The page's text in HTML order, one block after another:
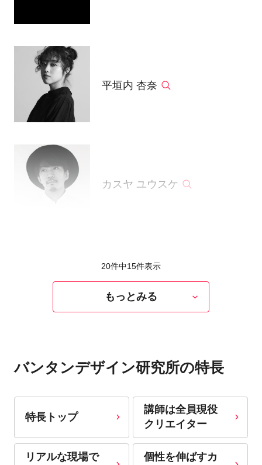
平垣内 杏奈
カスヤ ユウスケ
20件中15件表示
もっとみる
バンタンデザイン研究所の特長
特長トップ
講師は全員現役
クリエイター
リアルな現場で
個性を伸ばすカ